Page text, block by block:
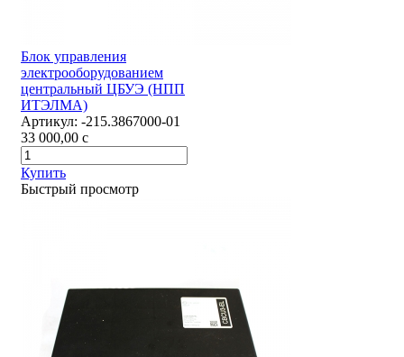
Блок управления
электрооборудованием
центральный ЦБУЭ (НПП
ИТЭЛМА)
Артикул: -215.3867000-01
33 000,00 c
Купить
Быстрый просмотр